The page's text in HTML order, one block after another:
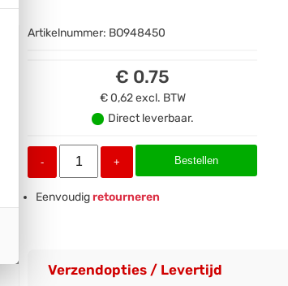
Artikelnummer: BO948450
€ 0.75
€ 0,62excl. BTW
Direct leverbaar.
- + Bestellen
Eenvoudigretourneren
Verzendopties / Levertijd